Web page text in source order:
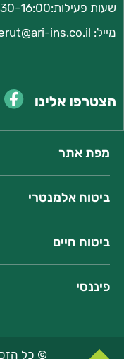
שעות פעילות:08:30-16:00
מייל: ins.co.il
הצטרפו אלינו
מפת אתר
ביטוח אלמנטרי
ביטוח חיים
פיננסי
© כל
טל':